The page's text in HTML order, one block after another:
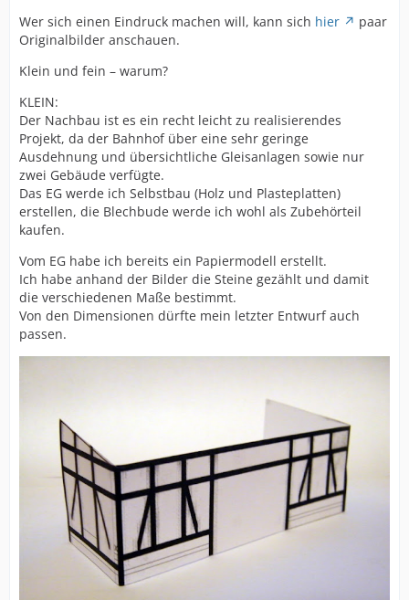
Wer sich einen Eindruck machen will, kann sich hier
paar
Originalbilder anschauen.
Klein und fein – warum?
KLEIN:
Der Nachbau ist es ein recht leicht zu realisierendes
Projekt, da der Bahnhof über eine sehr geringe
Ausdehnung und übersichtliche Gleisanlagen sowie nur
zwei Gebäude verfügte.
Das EG werde ich Selbstbau (Holz und Plasteplatten)
erstellen, die Blechbude werde ich wohl als Zubehörteil
kaufen.
Vom EG habe ich bereits ein Papiermodell erstellt.
Ich habe anhand der Bilder die Steine gezählt und damit
die verschiedenen Maße bestimmt.
Von den Dimensionen dürfte mein letzter Entwurf auch
passen.